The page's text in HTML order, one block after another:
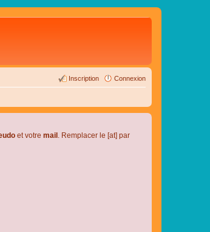
Connexion
Inscription
et votre mail . Remplacer le [at] par